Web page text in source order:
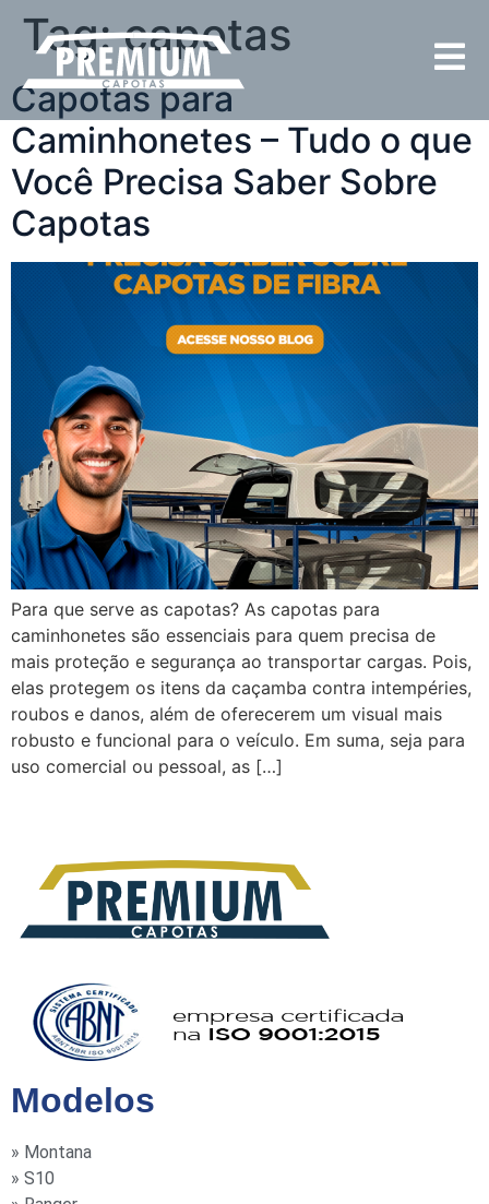
Tag:capotas
Capotas para
Caminhonetes – Tudo o que
Você Precisa Saber Sobre
Capotas
Para que serve as capotas? As capotas para
caminhonetes são essenciais para quem precisa de
mais proteção e segurança ao transportar cargas. Pois,
elas protegem os itens da caçamba contra intempéries,
roubos e danos, além de oferecerem um visual mais
robusto e funcional para o veículo. Em suma, seja para
uso comercial ou pessoal, as […]
Modelos
» Montana
» S10